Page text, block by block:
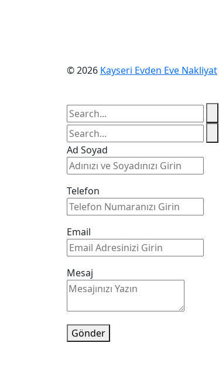
© 2026 Kayseri Evden Eve Nakliyat
Ad Soyad
Telefon
Email
Mesaj
Gönder